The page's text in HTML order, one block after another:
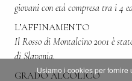
giovani con età compresa tra i 4
L’AFFINAMENTO
Il Rosso di Montalcino 2001 è
di Slavonia.
GRADO ALCOLICO
Usiamo i cookies per